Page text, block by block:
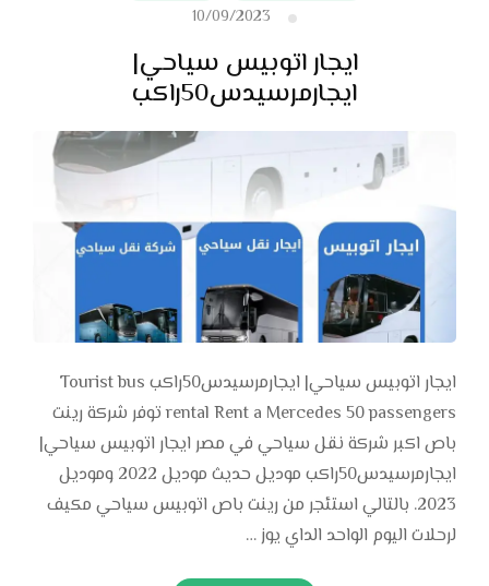
10/09/2023
ايجار اتوبيس سياحي|
ايجارمرسيدس50راكب
ايجار اتوبيس سياحي| ايجارمرسيدس50راكب Tourist bus
rental Rent a Mercedes 50 passengers توفر شركة رينت
باص اكبر شركة نقل سياحي في مصر ايجار اتوبيس سياحي|
ايجارمرسيدس50راكب موديل حديث موديل 2022 وموديل
2023. بالتالي استئجر من رينت باص اتوبيس سياحي مكيف
لرحلات اليوم الواحد الداي يوز …